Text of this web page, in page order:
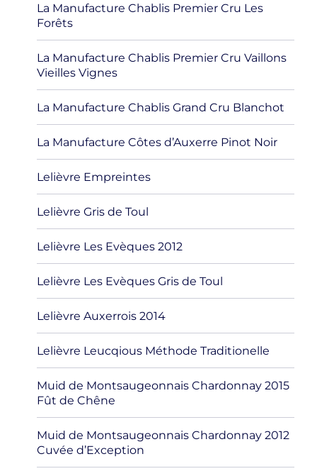
La Manufacture Chablis Premier Cru Les
Forêts
La Manufacture Chablis Premier Cru Vaillons
Vieilles Vignes
La Manufacture Chablis Grand Cru Blanchot
La Manufacture Côtes d’Auxerre Pinot Noir
Lelièvre Empreintes
Lelièvre Gris de Toul
Lelièvre Les Evèques 2012
Lelièvre Les Evèques Gris de Toul
Lelièvre Auxerrois 2014
Lelièvre Leucqious Méthode Traditionelle
Muid de Montsaugeonnais Chardonnay 2015
Fût de Chêne
Muid de Montsaugeonnais Chardonnay 2012
Cuvée d’Exception